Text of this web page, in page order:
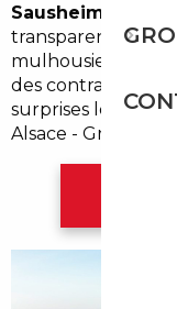
Sausheim
transparence.
mulhousien, des
des contraintes
surprises lors de
Alsace - Grand Est.